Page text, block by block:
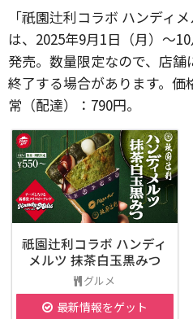
「祇園辻利コラボ ハンディ
は、2025年9月1日（月）〜
発売。数量限定なので、店
終了する場合があります。価
常（配達）：790円。
祇園辻利コラボ ハンディ
メルツ 抹茶白玉黒みつ
グルメ
最新情報をゲット